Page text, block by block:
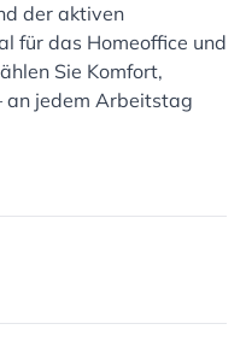
der aktiven
für das Homeoffice und
Sie Komfort,
an jedem Arbeitstag